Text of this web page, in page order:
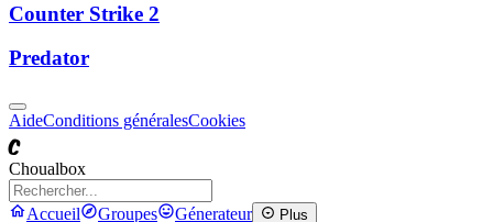
Counter Strike 2
Predator
AideConditions généralesCookies
C
Choualbox
Accueil Groupes Génerateur Plus